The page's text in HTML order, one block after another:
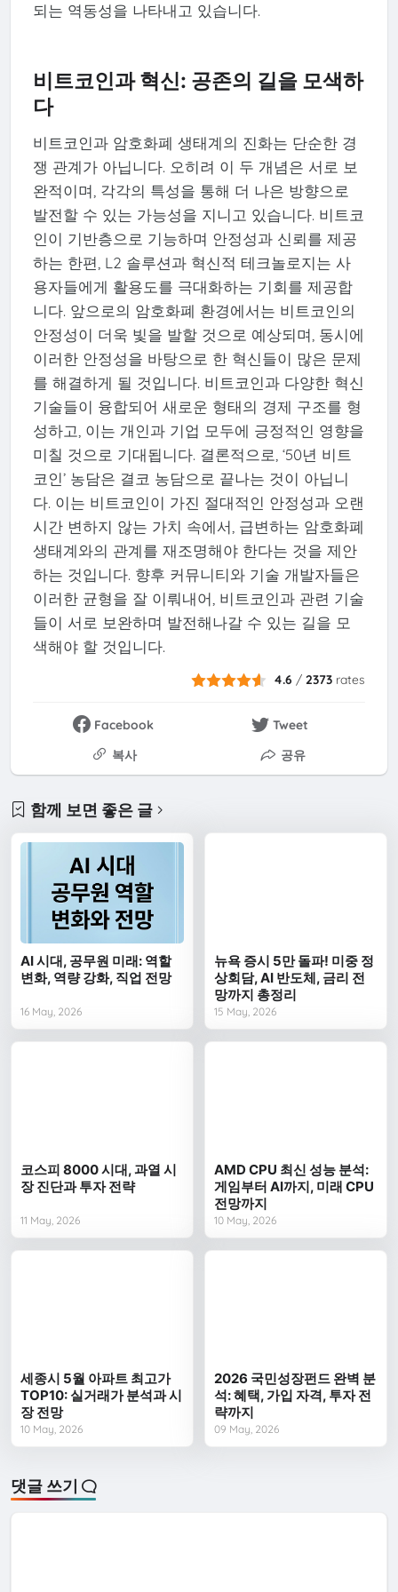
되는 역동성을 나타내고 있습니다.
비트코인과 혁신: 공존의 길을 모색하
다
비트코인과 암호화폐 생태계의 진화는 단순한 경
쟁 관계가 아닙니다. 오히려 이 두 개념은 서로 보
완적이며, 각각의 특성을 통해 더 나은 방향으로
발전할 수 있는 가능성을 지니고 있습니다. 비트코
인이 기반층으로 기능하며 안정성과 신뢰를 제공
하는 한편, L2 솔루션과 혁신적 테크놀로지는 사
용자들에게 활용도를 극대화하는 기회를 제공합
니다. 앞으로의 암호화폐 환경에서는 비트코인의
안정성이 더욱 빛을 발할 것으로 예상되며, 동시에
이러한 안정성을 바탕으로 한 혁신들이 많은 문제
를 해결하게 될 것입니다. 비트코인과 다양한 혁신
기술들이 융합되어 새로운 형태의 경제 구조를 형
성하고, 이는 개인과 기업 모두에 긍정적인 영향을
미칠 것으로 기대됩니다. 결론적으로, ‘50년 비트
코인’ 농담은 결코 농담으로 끝나는 것이 아닙니
다. 이는 비트코인이 가진 절대적인 안정성과 오랜
시간 변하지 않는 가치 속에서, 급변하는 암호화폐
생태계와의 관계를 재조명해야 한다는 것을 제안
하는 것입니다. 향후 커뮤니티와 기술 개발자들은
이러한 균형을 잘 이뤄내어, 비트코인과 관련 기술
들이 서로 보완하며 발전해나갈 수 있는 길을 모
색해야 할 것입니다.
4.6 /2373 rates
Facebook
Tweet
복사
공유
함께 보면 좋은 글
AI 시대, 공무원 미래: 역할
변화, 역량 강화, 직업 전망
16 May, 2026
뉴욕 증시 5만 돌파! 미중 정
상회담, AI 반도체, 금리 전
망까지 총정리
15 May, 2026
코스피 8000 시대, 과열 시
장 진단과 투자 전략
11 May, 2026
AMD CPU 최신 성능 분석:
게임부터 AI까지, 미래 CPU
전망까지
10 May, 2026
세종시 5월 아파트 최고가
TOP10: 실거래가 분석과 시
장 전망
10 May, 2026
2026 국민성장펀드 완벽 분
석: 혜택, 가입 자격, 투자 전
략까지
09 May, 2026
댓글 쓰기